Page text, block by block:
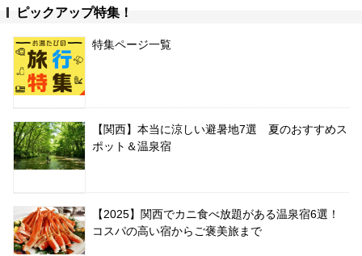
ピックアップ特集！
特集ページ一覧
【関西】本当に涼しい避暑地7選 夏のおすすめス
ポット＆温泉宿
【2025】関西でカニ食べ放題がある温泉宿6選！
コスパの高い宿からご褒美旅まで